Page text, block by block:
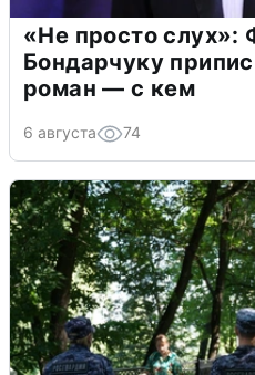
«Не просто слух»:
Бондарчуку
роман — с кем
6 августа 74